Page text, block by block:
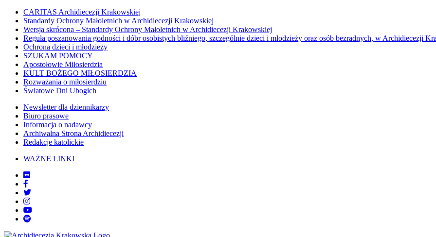
CARITAS Archidiecezji Krakowskiej
Standardy Ochrony Małoletnich w Archidiecezji Krakowskiej
Wersja skrócona – Standardy Ochrony Małoletnich w Archidiecezji Krakowskiej
Reguła poszanowania godności i dóbr osobistych bliźniego, szczególnie dzieci i młodzieży oraz osób bezradnych, w Archidiecezji
Ochrona dzieci i młodzieży
SZUKAM POMOCY
Apostołowie Miłosierdzia
KULT BOŻEGO MIŁOSIERDZIA
Rozważania o miłosierdziu
Światowe Dni Ubogich
Newsletter dla dziennikarzy
Biuro prasowe
Informacja o nadawcy
Archiwalna Strona Archidiecezji
Redakcje katolickie
WAŻNE LINKI